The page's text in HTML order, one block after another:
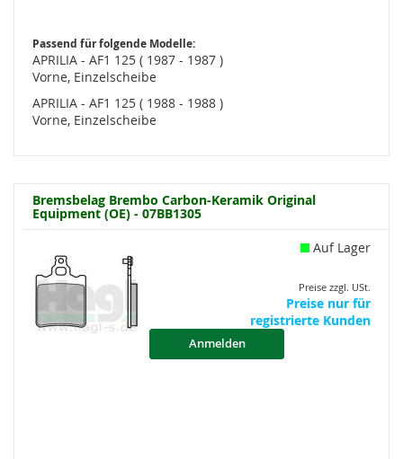
Passend für folgende Modelle:
APRILIA - AF1 125 ( 1987 - 1987 )
Vorne, Einzelscheibe
APRILIA - AF1 125 ( 1988 - 1988 )
Vorne, Einzelscheibe
Bremsbelag Brembo Carbon-Keramik Original
Equipment (OE) - 07BB1305
Auf Lager
Preise zzgl. USt.
Preise nur für
registrierte Kunden
Anmelden